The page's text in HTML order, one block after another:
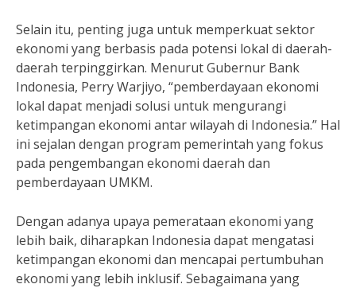
Selain itu, penting juga untuk memperkuat sektor
ekonomi yang berbasis pada potensi lokal di daerah-
daerah terpinggirkan. Menurut Gubernur Bank
Indonesia, Perry Warjiyo, “pemberdayaan ekonomi
lokal dapat menjadi solusi untuk mengurangi
ketimpangan ekonomi antar wilayah di Indonesia.” Hal
ini sejalan dengan program pemerintah yang fokus
pada pengembangan ekonomi daerah dan
pemberdayaan UMKM.
Dengan adanya upaya pemerataan ekonomi yang
lebih baik, diharapkan Indonesia dapat mengatasi
ketimpangan ekonomi dan mencapai pertumbuhan
ekonomi yang lebih inklusif. Sebagaimana yang